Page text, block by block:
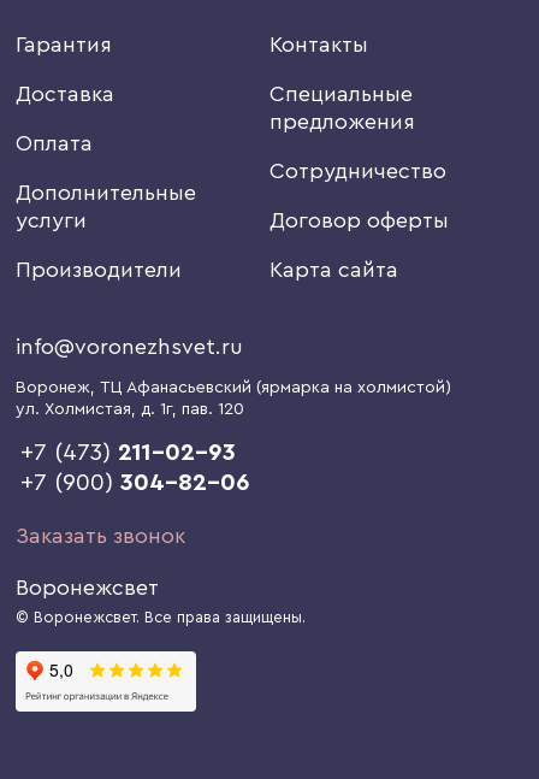
Гарантия
Доставка
Оплата
Дополнительные
услуги
Производители
Контакты
Специальные
предложения
Сотрудничество
Договор оферты
Карта сайта
info@voronezhsvet.ru
Воронеж, ТЦ Афанасьевский (ярмарка на холмистой)
ул. Холмистая, д. 1г, пав. 120
+7 (473) 211-02-93
+7 (900)304-82-06
Заказать звонок
Воронежсвет
© Воронежсвет. Все права защищены.